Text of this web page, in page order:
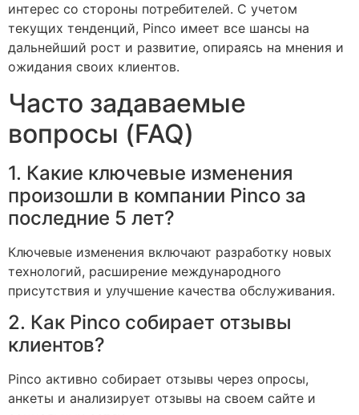
интерес со стороны потребителей. С учетом
текущих тенденций, Pinco имеет все шансы на
дальнейший рост и развитие, опираясь на мнения и
ожидания своих клиентов.
Часто задаваемые
вопросы (FAQ)
1. Какие ключевые изменения
произошли в компании Pinco за
последние 5 лет?
Ключевые изменения включают разработку новых
технологий, расширение международного
присутствия и улучшение качества обслуживания.
2. Как Pinco собирает отзывы
клиентов?
Pinco активно собирает отзывы через опросы,
анкеты и анализирует отзывы на своем сайте и